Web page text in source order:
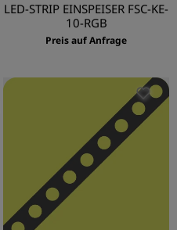
LED-STRIP EINSPEISER FSC-KE-
10-RGB
Preis auf Anfrage